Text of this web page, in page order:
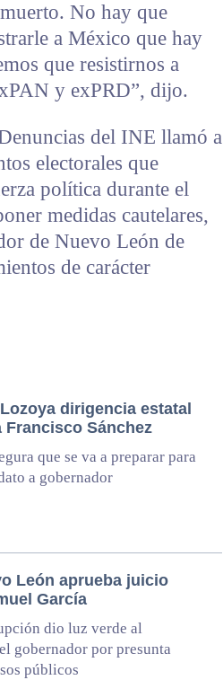
No hay que
a México que hay
que resistirnos a
y exPRD”, dijo.
del INE llamó a
electorales que
política durante el
medidas cautelares,
de Nuevo León de
de carácter
dirigencia estatal
Sánchez
que se va a preparar para
a gobernador
León aprueba juicio
García
dio luz verde al
gobernador por presunta
públicos